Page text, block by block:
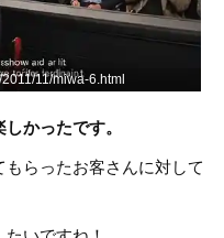
11/miwa-6.html
しかったです。
らったお客さんに対して